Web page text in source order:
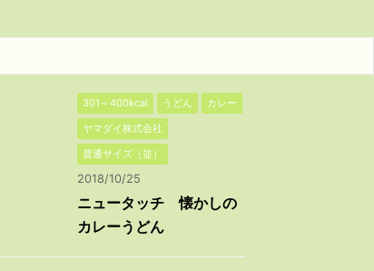
301～400kcal うどん
カレー
ヤマダイ株式会社
普通サイズ（並）
2018/10/25
ニュータッチ 懐かしの
カレーうどん